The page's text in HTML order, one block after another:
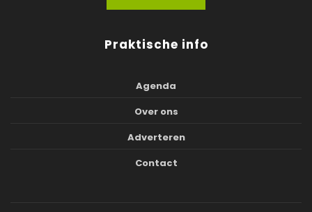
Praktische info
Agenda
Over ons
Adverteren
Contact